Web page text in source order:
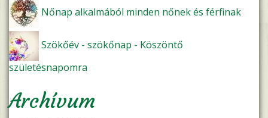
Nőnap alkalmából minden nőnek és férfinak
Szökőév - szökőnap - Köszöntő
születésnapomra
Archívum